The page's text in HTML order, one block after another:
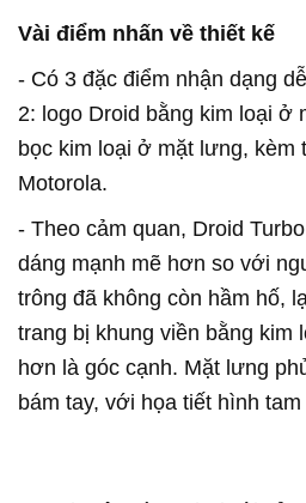
Vài điểm nhấn về thiết kế
- Có 3 đặc điểm nhận dạng
2: logo Droid bằng kim loại ở
bọc kim loại ở mặt lưng, kèm
Motorola.
- Theo cảm quan, Droid
dáng mạnh mẽ hơn so với
trông đã không còn hầm hố,
trang bị khung viền bằng kim
hơn là góc cạnh. Mặt lưng
bám tay, với họa tiết hình tam